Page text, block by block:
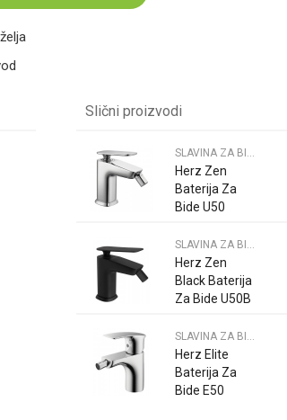
Slični proizvodi
SLAVINA ZA BIDE
Herz Zen
Baterija Za
Bide U50
SLAVINA ZA BIDE
Herz Zen
Black Baterija
Za Bide U50B
SLAVINA ZA BIDE
Herz Elite
Baterija Za
Bide E50